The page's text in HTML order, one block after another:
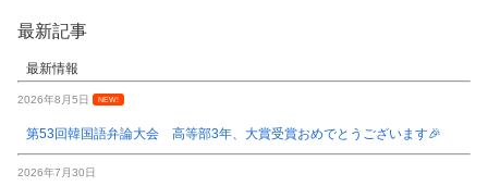
最新記事
最新情報
2026年8月5日 NEW!
第53回韓国語弁論大会 高等部3年、大賞受賞おめでとうございます🎉
2026年7月30日